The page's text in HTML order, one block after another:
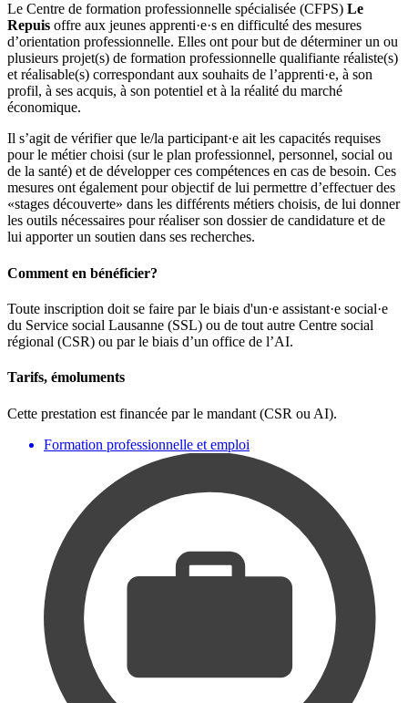
Le Centre de formation professionnelle spécialisée (CFPS) Le
Repuis offre aux jeunes apprenti·e·s en difficulté des mesures
d’orientation professionnelle. Elles ont pour but de déterminer un ou
plusieurs projet(s) de formation professionnelle qualifiante réaliste(s)
et réalisable(s) correspondant aux souhaits de l’apprenti·e, à son
profil, à ses acquis, à son potentiel et à la réalité du marché
économique.
Il s’agit de vérifier que le/la participant·e ait les capacités requises
pour le métier choisi (sur le plan professionnel, personnel, social ou
de la santé) et de développer ces compétences en cas de besoin. Ces
mesures ont également pour objectif de lui permettre d’effectuer des
«stages découverte» dans les différents métiers choisis, de lui donner
les outils nécessaires pour réaliser son dossier de candidature et de
lui apporter un soutien dans ses recherches.
Comment en bénéficier?
Toute inscription doit se faire par le biais d'un·e assistant·e social·e
du Service social Lausanne (SSL) ou de tout autre Centre social
régional (CSR) ou par le biais d’un office de l’AI.
Tarifs, émoluments
Cette prestation est financée par le mandant (CSR ou AI).
Formation professionnelle et emploi